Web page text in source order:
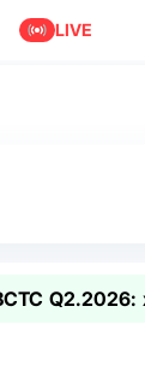
LIVE
Q2.2026: